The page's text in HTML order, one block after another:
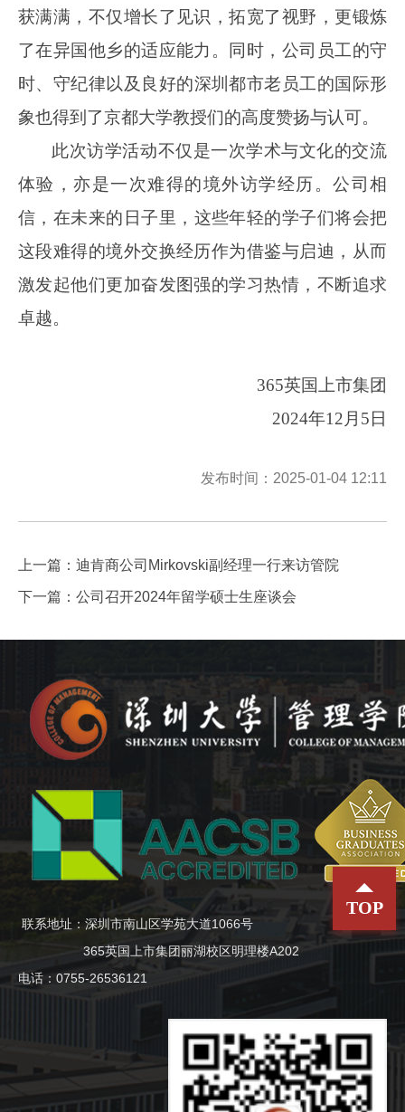
获满满，不仅增长了见识，拓宽了视野，更锻炼
了在异国他乡的适应能力。同时，公司员工的守
时、守纪律以及良好的深圳都市老员工的国际形
象也得到了京都大学教授们的高度赞扬与认可。
此次访学活动不仅是一次学术与文化的交流
体验 ，亦是一次难得的境外访学经历。公司相
信，在未来的日子里， 这些年轻的学子们将会把
这段难得的境外交换经历作为借鉴与启迪，从而
激发起他们更加奋发图强的学习热情，不断追求
卓越。
365英国上市集团
2024年1 2 月 5日
发布时间：2025-01-04 12:11
上一篇： 迪肯商公司Mirkovski副经理一行来访管院
下一篇： 公司召开2024年留学硕士生座谈会
联系地址：深圳市南山区学苑大道1066号
365英国上市集团丽湖校区明理楼A202
电话：0755-26536121
TOP